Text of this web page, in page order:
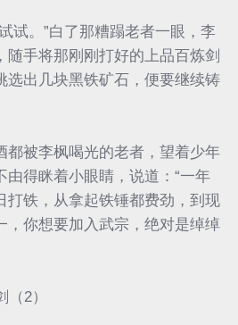
试。”白了那糟蹋老者一眼，李
随手将那刚刚打好的上品百炼剑
选出几块黑铁矿石，便要继续铸
都被李枫喝光的老者，望着少年
由得眯着小眼睛，说道：“一年
打铁，从拿起铁锤都费劲，到现
，你想要加入武宗，绝对是绰绰
2）